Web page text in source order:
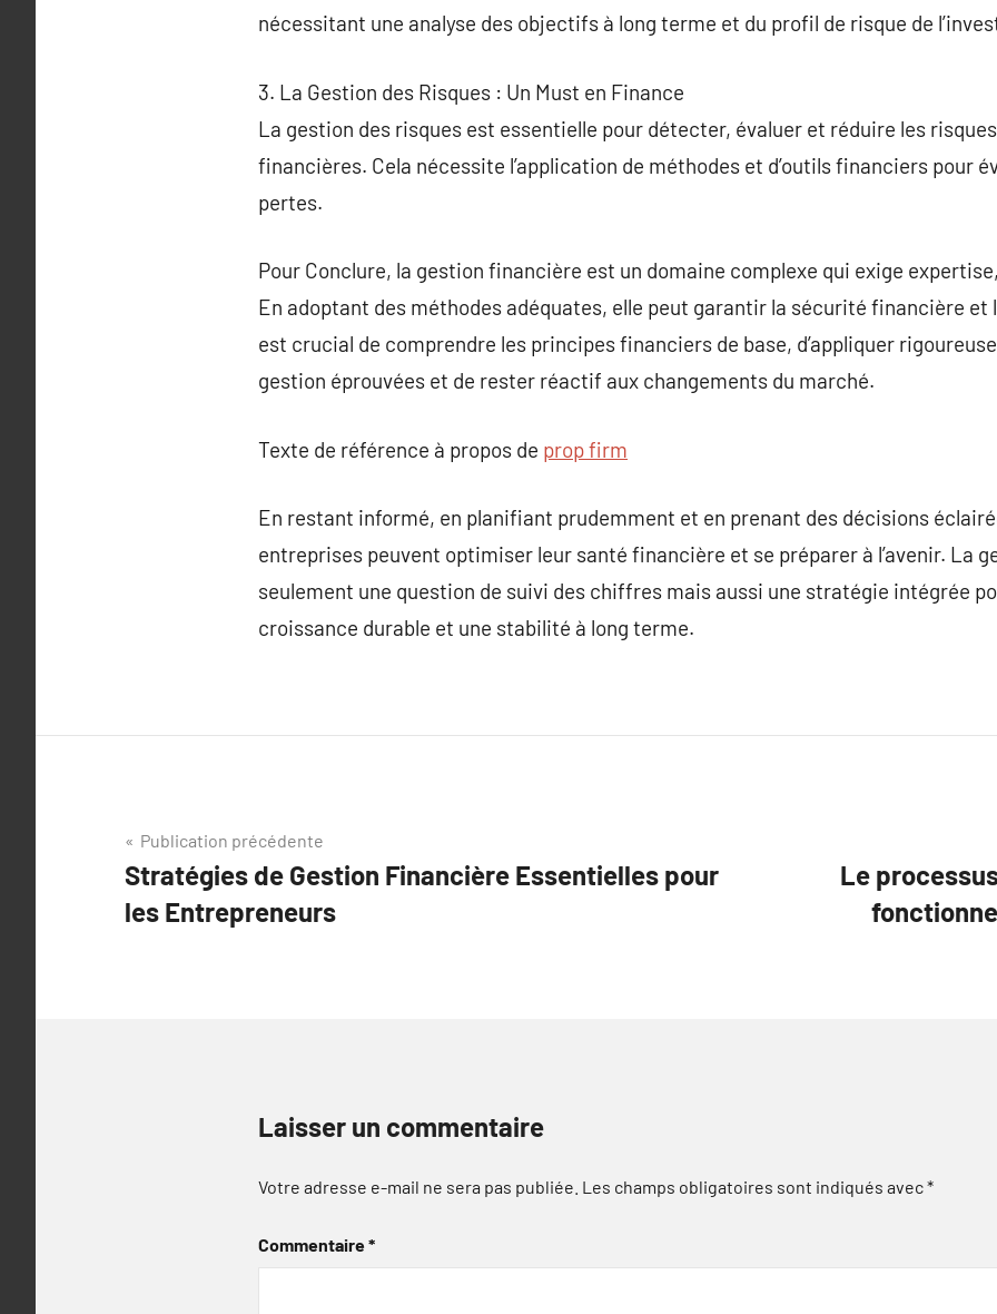
nécessitant une analyse des objectifs à long terme et du profil de risque de
3. La Gestion des Risques : Un Must en Finance
La gestion des risques est essentielle pour détecter, évaluer et réduire les
financières. Cela nécessite l’application de méthodes et d’outils financiers pour
pertes.
Pour Conclure, la gestion financière est un domaine complexe qui exige
En adoptant des méthodes adéquates, elle peut garantir la sécurité financière et
est crucial de comprendre les principes financiers de base, d’appliquer
gestion éprouvées et de rester réactif aux changements du marché.
Texte de référence à propos de prop firm
En restant informé, en planifiant prudemment et en prenant des décisions
entreprises peuvent optimiser leur santé financière et se préparer à l’avenir. La
seulement une question de suivi des chiffres mais aussi une stratégie intégrée
croissance durable et une stabilité à long terme.
Navigation
de
l’article
Publication précédente
Stratégies de Gestion Financière Essentielles pour
les Entrepreneurs
Le
Laisser un commentaire
Votre adresse e-mail ne sera pas publiée. Les champs obligatoires sont indiqués avec*
Commentaire*